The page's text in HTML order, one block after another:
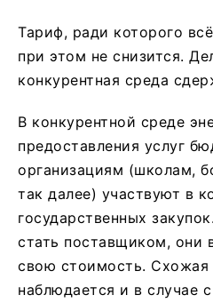
Тариф, ради которого
при этом не снизится.
конкурентная среда
В конкурентной среде
предоставления услуг
организациям (школам,
так далее) участвуют в
государственных
стать поставщиком, они
свою стоимость. Схожая
наблюдается и в случае